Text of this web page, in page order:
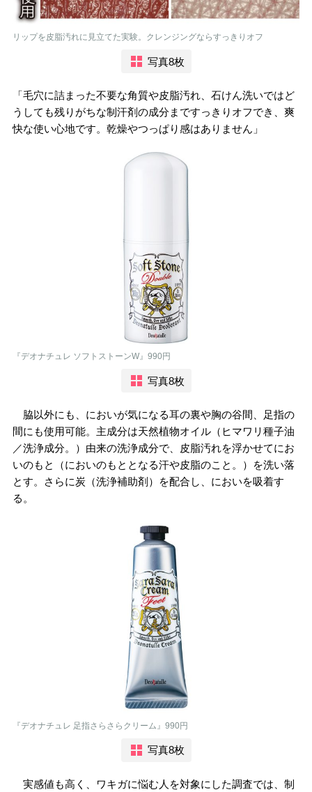
リップを皮脂汚れに見立てた実験。クレンジングならすっきりオフ
写真8枚
「毛穴に詰まった不要な角質や皮脂汚れ、石けん洗いではど
うしても残りがちな制汗剤の成分まですっきりオフでき、爽
快な使い心地です。乾燥やつっぱり感はありません」
『デオナチュレ ソフトストーンW』990円
写真8枚
脇以外にも、においが気になる耳の裏や胸の谷間、足指の
間にも使用可能。主成分は天然植物オイル（ヒマワリ種子油
／洗浄成分。）由来の洗浄成分で、皮脂汚れを浮かせてにお
いのもと（においのもととなる汗や皮脂のこと。）を洗い落
とす。さらに炭（洗浄補助剤）を配合し、においを吸着す
る。
『デオナチュレ 足指さらさらクリーム』990円
写真8枚
実感値も高く、ワキガに悩む人を対象にした調査では、制